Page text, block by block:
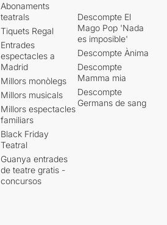
Abonaments
teatrals
Tiquets Regal
Entrades
espectacles a
Madrid
Millors monòlegs
Millors musicals
Millors espectacles
familiars
Black Friday
Teatral
Guanya entrades
de teatre gratis -
concursos
Descompte El
Mago Pop 'Nada
es imposible'
Descompte Ànima
Descompte
Mamma mia
Descompte
Germans de sang